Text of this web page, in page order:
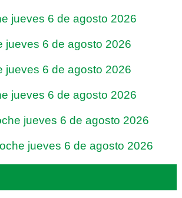
jueves 6 de agosto 2026
jueves 6 de agosto 2026
jueves 6 de agosto 2026
jueves 6 de agosto 2026
jueves 6 de agosto 2026
jueves 6 de agosto 2026